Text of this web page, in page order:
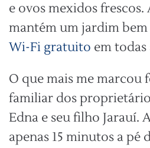
e ovos mexidos
mantém um jardim
Wi-Fi gratuito em todas
O que mais me marcou
familiar dos
Edna e seu filho Jarauí.
apenas 15 minutos a pé